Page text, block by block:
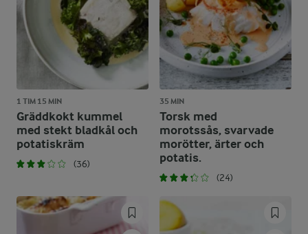
1 TIM 15 MIN
Gräddkokt kummel
med stekt bladkål och
potatiskräm
(36)
35 MIN
Torsk med
morotssås, svarvade
morötter, ärter och
potatis.
(24)